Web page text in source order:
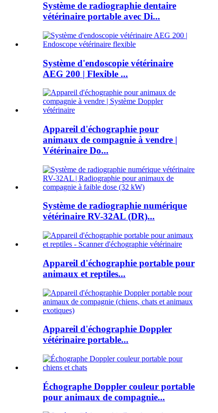
Système de radiographie dentaire
vétérinaire portable avec Di...
Système d'endoscopie vétérinaire
AEG 200 | Flexible ...
Appareil d'échographie pour
animaux de compagnie à vendre |
Vétérinaire Do...
Système de radiographie numérique
vétérinaire RV-32AL (DR)...
Appareil d'échographie portable pour
animaux et reptiles...
Appareil d'échographie Doppler
vétérinaire portable...
Échographe Doppler couleur portable
pour animaux de compagnie...